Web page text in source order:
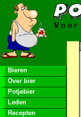
Bieren
Over bier
Potjebier
Leden
Recepten